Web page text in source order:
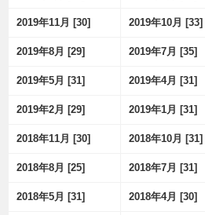
2019年11月 [30] 2019年10月 [33]
2019年8月 [29] 2019年7月 [35]
2019年5月 [31] 2019年4月 [31]
2019年2月 [29] 2019年1月 [31]
2018年11月 [30] 2018年10月 [31]
2018年8月 [25] 2018年7月 [31]
2018年5月 [31] 2018年4月 [30]